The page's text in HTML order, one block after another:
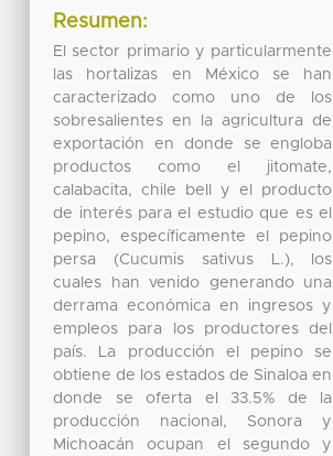
Resumen:
El sector primario y particularmente
las hortalizas en México se han
caracterizado como uno de los
sobresalientes en la agricultura de
exportación en donde se engloba
productos como el jitomate,
calabacita, chile bell y el producto
de interés para el estudio que es el
pepino, específicamente el pepino
persa (Cucumis sativus L.), los
cuales han venido generando una
derrama económica en ingresos y
empleos para los productores del
país. La producción el pepino se
obtiene de los estados de Sinaloa en
donde se oferta el 33.5% de la
producción nacional, Sonora y
Michoacán ocupan el segundo y